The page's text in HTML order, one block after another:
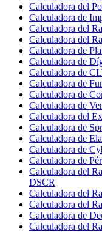
Calculadora del
Calculadora de
Calculadora del
Calculadora del
Calculadora de
Calculadora de
Calculadora de
Calculadora de
Calculadora de
Calculadora de
Calculadora del
Calculadora de
Calculadora de
Calculadora de
Calculadora de
Calculadora del
DSCR
Calculadora del
Calculadora del
Calculadora de
Calculadora del